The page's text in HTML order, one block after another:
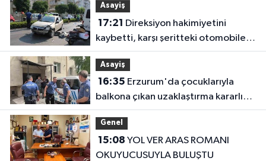
Asayiş
17:21
kaybetti, karşı şeritteki otomobile
çarptı
Asayiş
16:35
balkona çıkan uzaklaştırma kararlı
koca ikna edildi
Genel
15:08
OKUYUCUSUYLA BULUŞTU